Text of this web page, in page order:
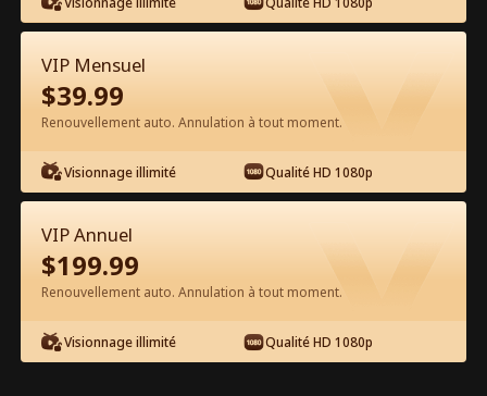
Épisode 57 - La fierté du clan : le
retour du sage martial Film complet
1-50 51-81 Tous les épisodes
VIP Mensuel
$39.99
Renouvellement auto. Annulation à tout moment.
Visionnage illimité Qualité HD 1080p
VIP Annuel
$199.99
Renouvellement auto. Annulation à tout moment.
Visionnage illimité Qualité HD 1080p